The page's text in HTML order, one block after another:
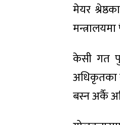
मेयर
केसी गत
अधिकृतका
बस्न अर्कै